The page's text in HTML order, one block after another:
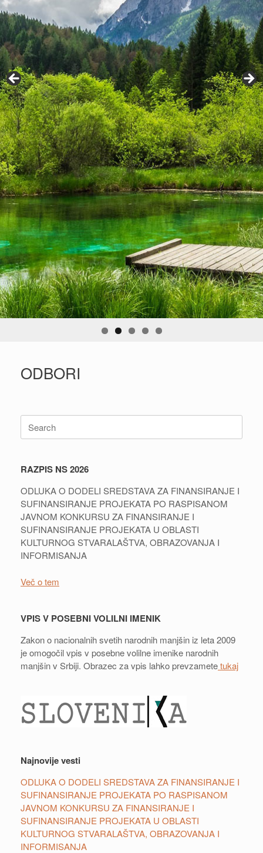
ODBORI
for:
RAZPIS NS 2026
ODLUKA O DODELI SREDSTAVA ZA FINANSIRANJE I
SUFINANSIRANJE PROJEKATA PO RASPISANOM
JAVNOM KONKURSU ZA FINANSIRANJE I
SUFINANSIRANJE PROJEKATA U OBLASTI
KULTURNOG STVARALAŠTVA, OBRAZOVANJA I
INFORMISANJA
Več o tem
VPIS V POSEBNI VOLILNI IMENIK
Zakon o nacionalnih svetih narodnih manjšin iz leta 2009
je omogočil vpis v posebne volilne imenike narodnih
manjšin v Srbiji. Obrazec za vpis lahko prevzametetukaj
Najnovije vesti
ODLUKA O DODELI SREDSTAVA ZA FINANSIRANJE I
SUFINANSIRANJE PROJEKATA PO RASPISANOM
JAVNOM KONKURSU ZA FINANSIRANJE I
SUFINANSIRANJE PROJEKATA U OBLASTI
KULTURNOG STVARALAŠTVA, OBRAZOVANJA I
INFORMISANJA